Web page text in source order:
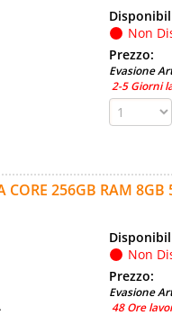
Non
Prezzo:
Evasione
2-5 Giorni
CORE 256GB RAM
Non
Prezzo:
Evasione
48 Ore